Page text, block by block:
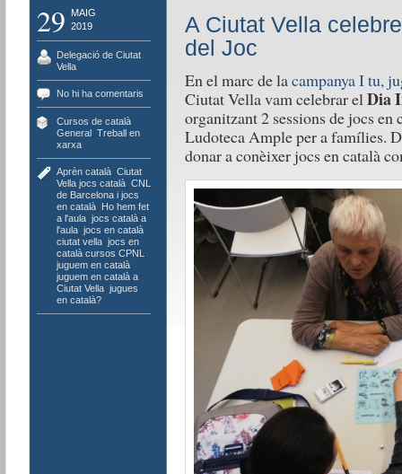
29
MAIG
2019
Delegació de Ciutat
Vella
No hi ha comentaris
Cursos de català,
General, Treball en
xarxa
Aprèn català, Ciutat
Vella jocs català, CNL
de Barcelona i jocs
en català, Ho hem fet
a l'aula, jocs català a
l'aula, jocs en català
ciutat vella, jocs en
català cursos CPNL
juguem en català,
juguem en català a
Ciutat Vella, jugues
en català?
A Ciutat Vella
del Joc
En el marc de lacampanya I tu,
Ciutat Vella vam celebrar elDia
organitzant 2 sessions de jocs en
Ludoteca Ample per a famílies.
donar a conèixer jocs en català